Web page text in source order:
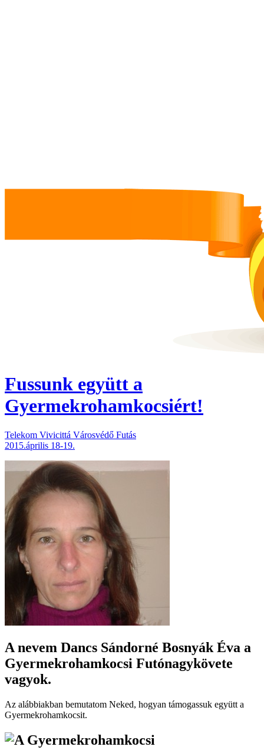
Fussunk együtt a
Gyermekrohamkocsiért!
Telekom Vivicittá Városvédő Futás
2015.április 18-19.
A nevem Dancs Sándorné Bosnyák Éva a
Gyermekrohamkocsi Futónagykövete
vagyok.
Az alábbiakban bemutatom Neked, hogyan támogassuk együtt a
Gyermekroham­kocsit.